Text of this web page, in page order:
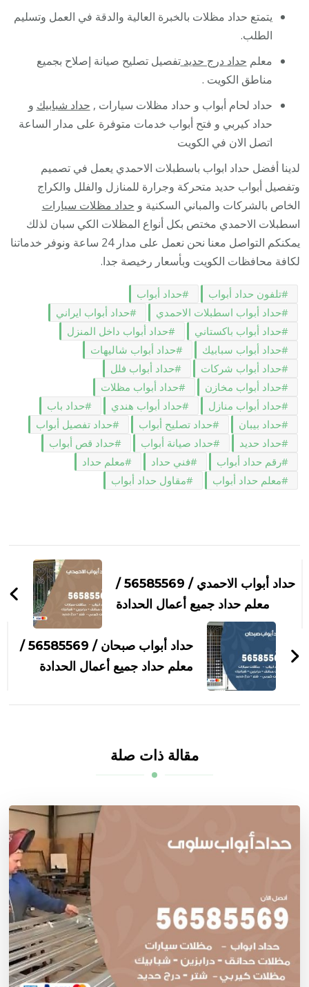
يتمتع حداد مظلات بالخبرة العالية والدقة في العمل وتسليم
الطلب.
معلم حداد درج حديدتفصيل تصليح صيانة إصلاح بجميع
مناطق الكويت .
حداد لحام أبواب و حداد مظلات سيارات , حداد شبابيك و
حداد كيربي و فتح أبواب خدمات متوفرة على مدار الساعة
اتصل الان في الكويت
لدينا أفضل حداد ابواب باسطبلات الاحمدي يعمل في تصميم
وتفصيل أبواب حديد متحركة وجرارة للمنازل والفلل والكراج
الخاص بالشركات والمباني السكنية و حداد مظلات سيارات
اسطبلات الاحمدي مختص بكل أنواع المظلات الكي سبان لذلك
يمكنكم التواصل معنا نحن نعمل على مدار 24 ساعة ونوفر خدماتنا
لكافة محافظات الكويت وبأسعار رخيصة جدا.
تلفون حداد أبواب
حداد أبواب
حداد أبواب اسطبلات الاحمدي
حداد أبواب ايراني
حداد أبواب باكستاني
حداد أبواب داخل المنزل
حداد أبواب سبابيك
حداد أبواب شاليهات
حداد أبواب شركات
حداد أبواب فلل
حداد أبواب مخازن
حداد أبواب مظلات
حداد أبواب منازل
حداد أبواب هندي
حداد باب
حداد بيبان
حداد تصليح أبواب
حداد تفصيل أبواب
حداد حديد
حداد صيانة أبواب
حداد قص أبواب
رقم حداد أبواب
فني حداد
معلم حداد
معلم حداد أبواب
مقاول حداد أبواب
بين
التدوينات
حداد أبواب الاحمدي / 56585569 /
معلم حداد جميع أعمال الحدادة
حداد أبواب صبحان / 56585569 /
معلم حداد جميع أعمال الحدادة
مقالة ذات صلة